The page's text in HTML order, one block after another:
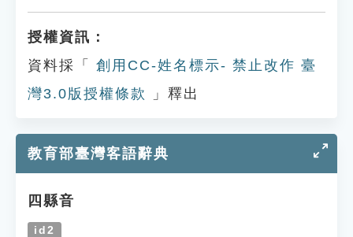
授權資訊：
資料採「
創用CC-姓名標示- 禁止改作 臺
灣3.0版授權條款
」釋出
教育部臺灣客語辭典
四縣音
id2